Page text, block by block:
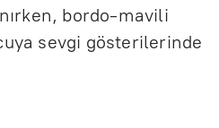
bordo-mavili
sevgi gösterilerinde